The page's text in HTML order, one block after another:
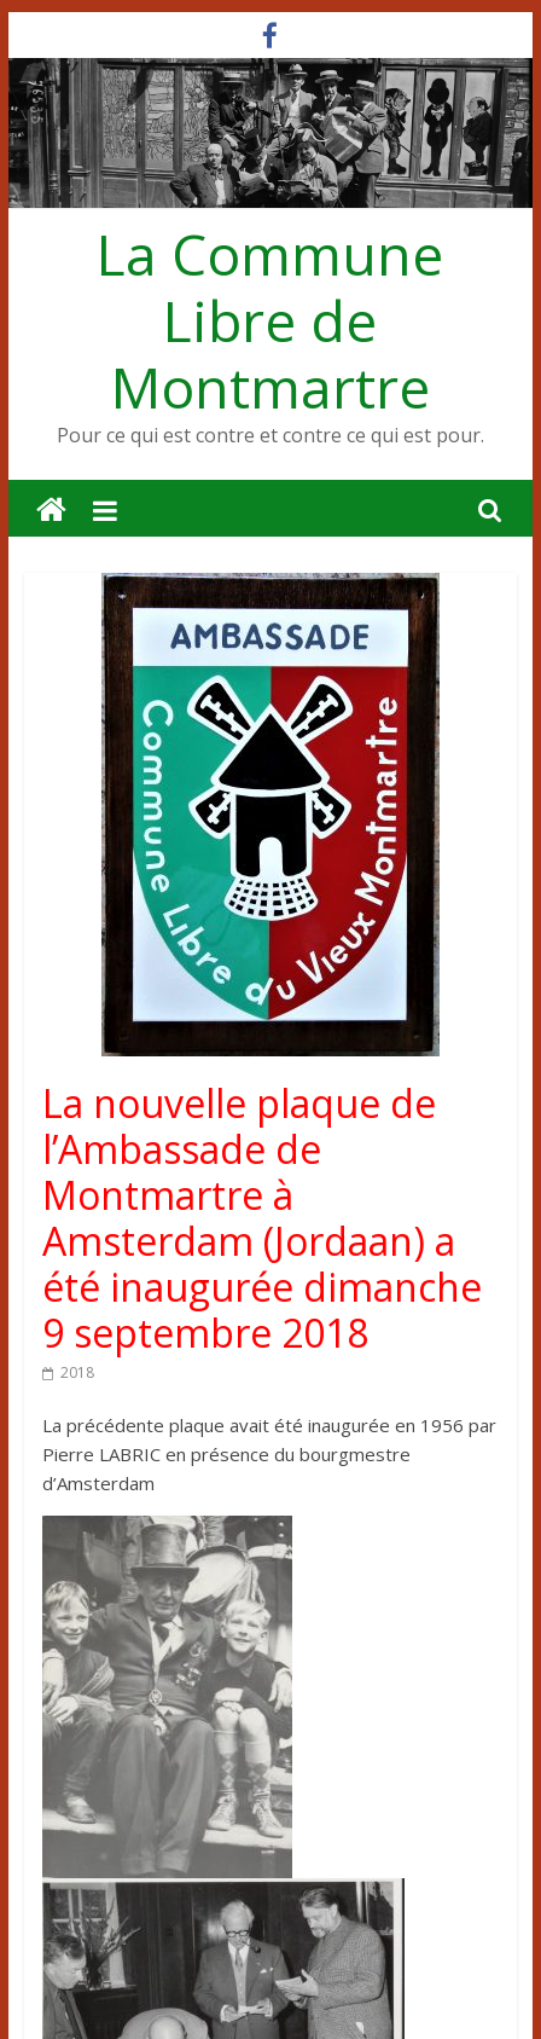
au
contenu
La Commune
Libre de
Montmartre
Pour ce qui est contre et contre ce qui est pour.
La nouvelle plaque de
l’Ambassade de
Montmartre à
Amsterdam (Jordaan) a
été inaugurée dimanche
9 septembre 2018
2018
La précédente plaque avait été inaugurée en 1956 par
Pierre LABRIC en présence du bourgmestre
d’Amsterdam